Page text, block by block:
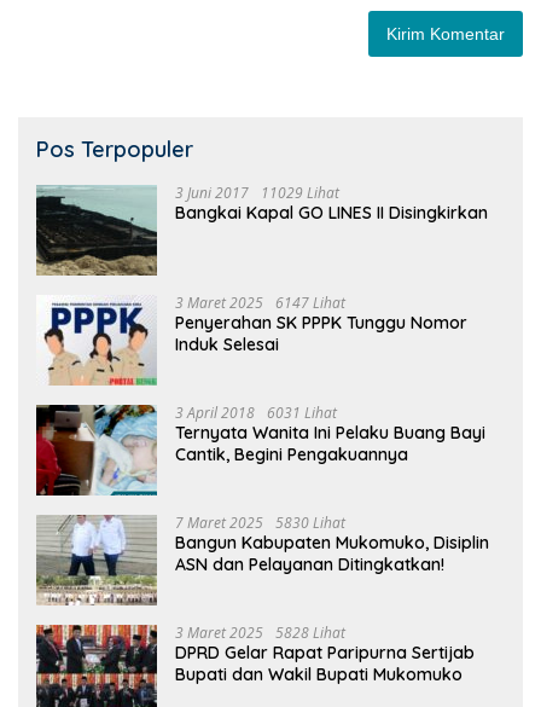
Pos Terpopuler
3 Juni 2017 11029 Lihat
Bangkai Kapal GO LINES II Disingkirkan
3 Maret 2025 6147 Lihat
Penyerahan SK PPPK Tunggu Nomor
Induk Selesai
3 April 2018 6031 Lihat
Ternyata Wanita Ini Pelaku Buang Bayi
Cantik, Begini Pengakuannya
7 Maret 2025 5830 Lihat
Bangun Kabupaten Mukomuko, Disiplin
ASN dan Pelayanan Ditingkatkan!
3 Maret 2025 5828 Lihat
DPRD Gelar Rapat Paripurna Sertijab
Bupati dan Wakil Bupati Mukomuko